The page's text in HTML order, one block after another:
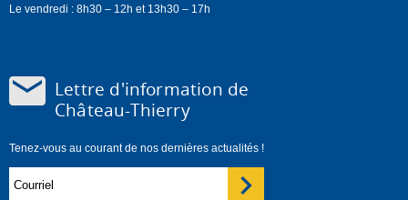
Le vendredi : 8h30 – 12h et 13h30 – 17h
Lettre d'information de
Château-Thierry
Tenez-vous au courant de nos dernières actualités !